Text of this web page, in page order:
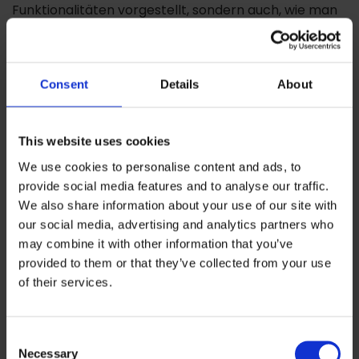
Consent Details About
This website uses cookies
We use cookies to personalise content and ads, to
provide social media features and to analyse our traffic.
We also share information about your use of our site with
our social media, advertising and analytics partners who
may combine it with other information that you’ve
provided to them or that they’ve collected from your use
of their services.
Selection
Necessary
Funktionalitäten vorgestellt, sondern auch, wie man
mit dem neuen PITSS.CON Release einfach in ihren
Hier zum Webinar anmleden.
Möglichkeiten auf Oracle Forms 14c stressfrei
upzugraden und zu profitieren
PITSS bietet seinen Kunden rund um das neue Forms
Release eine kompetente Beratung, individuelle
Unterstützung oder auch die komplette Entlastung.
Von der Analyse der Forms Applikation, über den
Upgrade und die Optimierung auf 14c bis zu
weiterführenden Modernisierungsvorhaben – die
PITSS.CON Produkte unterstützen Sie in allen
Maintenance Projektphasen.
PITSS je nach individueller Kundensituation